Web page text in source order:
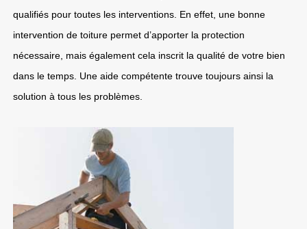
qualifiés pour toutes les interventions. En effet, une bonne
intervention de toiture permet d’apporter la protection
nécessaire, mais également cela inscrit la qualité de votre bien
dans le temps. Une aide compétente trouve toujours ainsi la
solution à tous les problèmes.